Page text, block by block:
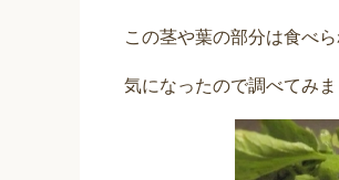
この茎や葉の部分は食べ
気になったので調べてみま